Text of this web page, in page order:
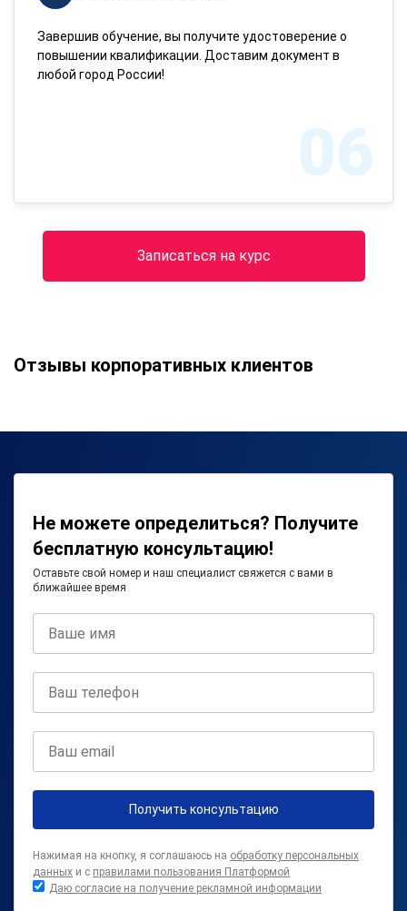
Завершив обучение, вы получите удостоверение о
повышении квалификации. Доставим документ в
любой город России!
06
Записаться на курс
Отзывы корпоративных клиентов
Не можете определиться? Получите
бесплатную консультацию!
Оставьте свой номер и наш специалист свяжется с вами в
ближайшее время
Получить консультацию
Нажимая на кнопку, я соглашаюсь на обработку персональных
данных и с правилами пользования Платформой
Даю согласие на получение рекламной информации